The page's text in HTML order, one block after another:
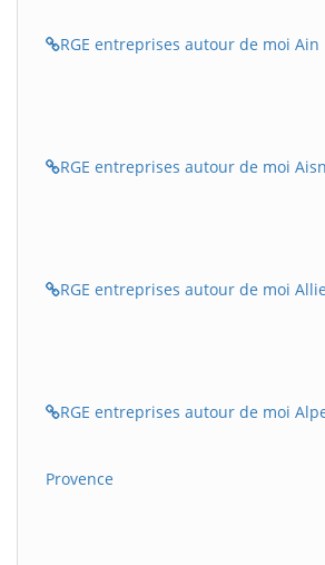
RGE entreprises autour de moi Ain
RGE entreprises autour de moi
RGE entreprises autour de moi
RGE entreprises autour de moi
Provence